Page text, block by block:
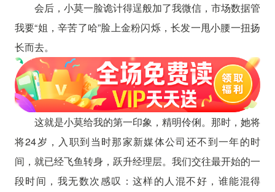
会后，小莫一脸诡计得逞般加了我微信，市场数据管
我要“姐，辛苦了哈”脸上金粉闪烁，长发一甩小腰一扭扬
长而去。
这就是小莫给我的第一印象，精明伶俐。那时，她将
将24岁，入职到当时那家新媒体公司还不到一年的时
间，就已经飞鱼转身，跃升经理层。我们交往最开始的一
段时间，我无数次感叹：这样的人混不好，谁能混得